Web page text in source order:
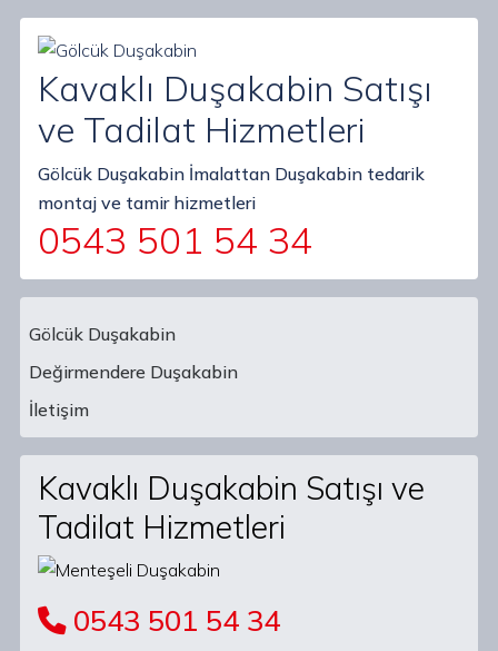
Kavaklı Duşakabin Satışı
ve Tadilat Hizmetleri
Gölcük Duşakabin İmalattan Duşakabin tedarik
montaj ve tamir hizmetleri
0543 501 54 34
Main Navigation
Gölcük Duşakabin
Değirmendere Duşakabin
İletişim
Kavaklı Duşakabin Satışı ve
Tadilat Hizmetleri
0543 501 54 34